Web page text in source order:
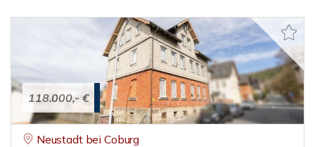
118.000,- €
Neustadt bei Coburg